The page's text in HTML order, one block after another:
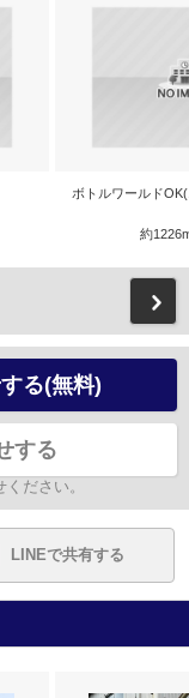
ボトルワールド
約
る(無料)
する
ださい。
LINEで共有する